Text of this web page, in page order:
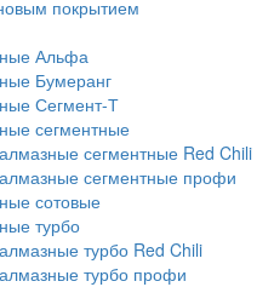
покрытием
Альфа
Бумеранг
Сегмент-Т
сегментные
сегментные Red Chili
сегментные профи
сотовые
турбо
турбо Red Chili
турбо профи